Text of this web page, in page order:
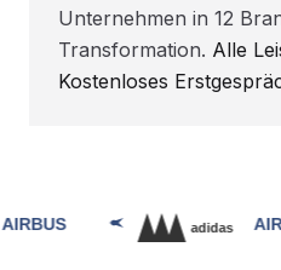
Unternehmen in 12
Transformation. Alle
Kostenloses